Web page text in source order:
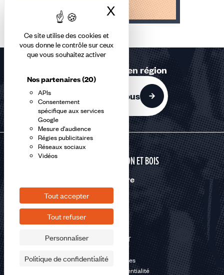
Ce site utilise des cookies et
vous donne le contrôle sur ceux
que vous souhaitez activer
Nos partenaires(20)
APIs
Consentement
spécifique aux services
Google
Mesure d'audience
Régies publicitaires
Réseaux sociaux
Vidéos
Tout accepter
Tout refuser
Personnaliser
Politique de confidentialité
X Masquer le
sur
Retrouvez-nous en région
Contactez-nous
CONSTRUCTION ET BOIS
Nous suivre
©2026 CFDT
Mentions légales
Politique de confidentialité